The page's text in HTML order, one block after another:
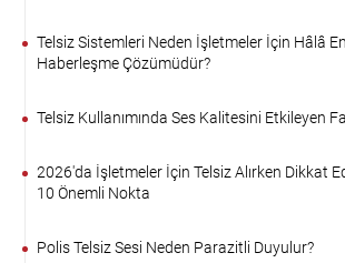
Telsiz Sistemleri Neden İşletmeler İçin Hâlâ
Haberleşme Çözümüdür?
Telsiz Kullanımında Ses Kalitesini Etkileyen
2026'da İşletmeler İçin Telsiz Alırken Dikkat
10 Önemli Nokta
Polis Telsiz Sesi Neden Parazitli Duyulur?